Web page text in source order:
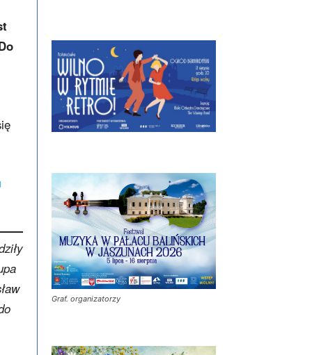
Graf. organizatorzy